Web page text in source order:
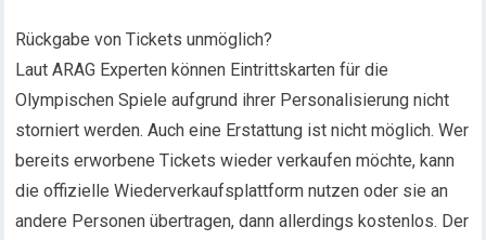
Rückgabe von Tickets unmöglich?
Laut ARAG Experten können Eintrittskarten für die
Olympischen Spiele aufgrund ihrer Personalisierung nicht
storniert werden. Auch eine Erstattung ist nicht möglich. Wer
bereits erworbene Tickets wieder verkaufen möchte, kann
die offizielle Wiederverkaufsplattform nutzen oder sie an
andere Personen übertragen, dann allerdings kostenlos. Der